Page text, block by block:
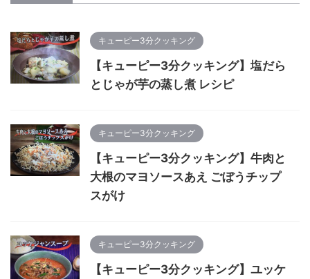
キューピー3分クッキング
【キューピー3分クッキング】塩だら
とじゃが芋の蒸し煮 レシピ
キューピー3分クッキング
【キューピー3分クッキング】牛肉と
大根のマヨソースあえ ごぼうチップ
スがけ
キューピー3分クッキング
【キューピー3分クッキング】ユッケ